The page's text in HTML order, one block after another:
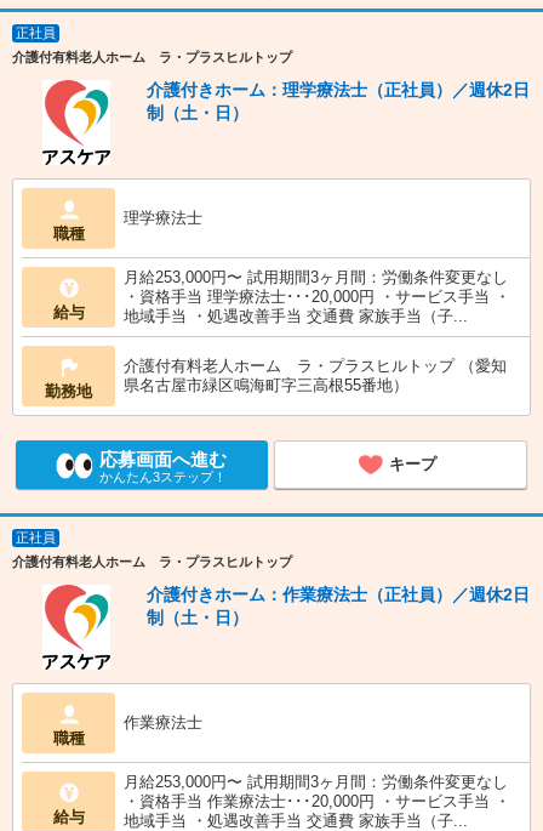
正社員
介護付有料老人ホーム ラ・プラスヒルトップ
介護付きホーム：理学療法士（正社員）／週休2日
制（土・日）
職種
理学療法士
給与
月給253,000円〜 試用期間3ヶ月間：労働条件変更なし
・資格手当 理学療法士･･･20,000円 ・サービス手当 ・
地域手当 ・処遇改善手当 交通費 家族手当（子...
勤務地
介護付有料老人ホーム ラ・プラスヒルトップ （愛知
県名古屋市緑区鳴海町字三高根55番地）
応募画面へ進む
かんたん3ステップ！
キープ
正社員
介護付有料老人ホーム ラ・プラスヒルトップ
介護付きホーム：作業療法士（正社員）／週休2日
制（土・日）
職種
作業療法士
給与
月給253,000円〜 試用期間3ヶ月間：労働条件変更なし
・資格手当 作業療法士･･･20,000円 ・サービス手当 ・
地域手当 ・処遇改善手当 交通費 家族手当（子...